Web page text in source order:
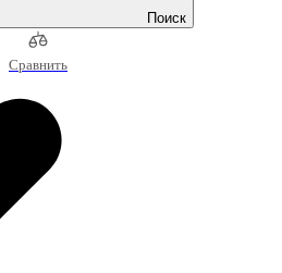
Поиск
Сравнить